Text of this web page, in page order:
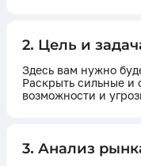
2. Цель и
Здесь вам нужно
Раскрыть сильные и
возможности и
3. Анализ